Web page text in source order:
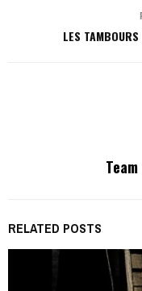
LES
Team
RELATED POSTS